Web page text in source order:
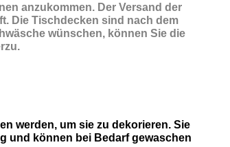
anzukommen. Der Versand der
Die Tischdecken sind nach dem
wünschen, können Sie die
werden, um sie zu dekorieren. Sie
und können bei Bedarf gewaschen